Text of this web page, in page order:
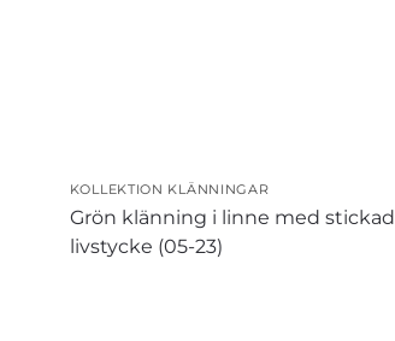
KOLLEKTION KLÄNNINGAR
Grön klänning i linne med stickad
livstycke (05-23)